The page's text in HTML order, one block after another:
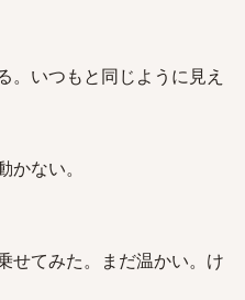
。いつもと同じように見え
ない。
せてみた。まだ温かい。け